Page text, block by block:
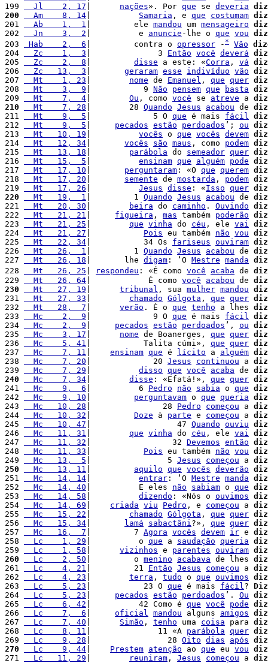
199
  Jl    2, 17
nações». Por que se deveria
200
  Am    8, 14
Samaria , e que costumam
201
  Ab    1,  1
|         ele mandou um mensageiro
202
  Jn    3,  2
|          e anuncie -lhe o que vou
203
Hab    2,  6 |         contra o opressor - * Vão
204
  Zc    1,  3
|              3 Então você deverá
205
  Zc    2,  8
disse a este: «Corra , vá
206
  Zc   13,  3
geraram esse indivíduo vão
207
  Mt    1, 23
nome de Emanuel , que quer
208
  Mt    3,  9
|           9 Não pensem que basta
209
  Mt    7,  4
Ou , como você se atreve a
210
  Mt    7, 28
|        28 Quando Jesus acabou de
211
  Mt    9,  5
|             5 O que é mais fácil
212
  Mt    9,  5
pecados estão perdoados ’; ou
213
  Mt   10, 19
vocês o que vocês devem
214
  Mt   12, 34
vocês são maus , como podem
215
  Mt   13, 18
parábola do semeador quer
216
  Mt   15,  5
ensinam que alguém pode
217
  Mt   17, 10
perguntaram : «O que querem
218
  Mt   17, 20
semente de mostarda , podem
219
  Mt   17, 26
Jesus disse : «Isso quer
220
  Mt   19,  1
|         1 Quando Jesus acabou de
221
  Mt   20, 30
beira do caminho . Ouvindo
222
  Mt   21, 21
figueira , mas também poderão
223
  Mt   21, 25
que vinha do céu , ele vai
224
  Mt   21, 27
Pois eu também não vou
225
  Mt   22, 34
|           34 Os fariseus ouviram
226
  Mt   26,  1
|         1 Quando Jesus acabou de
227
  Mt   26, 18
|       lhe digam : ‘O Mestre manda
228
  Mt   26, 25
respondeu : «É como você acaba de
229
  Mt   26, 64
|            É como você acabou de
230
  Mt   27, 19
tribunal , sua mulher mandou
231
  Mt   27, 33
chamado Gólgota , que quer
232
  Mt   28,  7
verão . É o que tenho a lhes
233
  Mc    2,  9
|             9 O que é mais fácil
234
  Mc    2,  9
pecados estão perdoados ’, ou
235
  Mc    3, 17
nome de Boanerges, que quer
236
  Mc    5, 41
|           Talita cúmi», que quer
237
  Mc    7, 11
ensinam que é lícito a alguém
238
  Mc    7, 20
|             20 Jesus continuou a
239
  Mc    7, 29
disso que você acaba de
240
  Mc    7, 34
disse : «Efatá!», que quer
241
  Mc    9,  6
|          6 Pedro não sabia o que
242
  Mc    9, 10
perguntavam o que queria
243
  Mc   10, 28
|               28 Pedro começou a
244
  Mc   10, 32
Doze à parte e começou a
245
  Mc   10, 47
|                  47 Quando ouviu
246
  Mc   11, 31
que vinha do céu , ele vai
247
  Mc   11, 32
|                 32 Devemos então
248
  Mc   11, 33
Pois eu também não vou
249
  Mc   13,  5
|                5 Jesus começou a
250
  Mc   13, 11
aquilo que vocês deverão
251
  Mc   14, 14
entrar : ‘O Mestre manda
252
  Mc   14, 40
|          E eles não sabiam o que
253
  Mc   14, 58
dizendo : «Nós o ouvimos
254
  Mc   14, 69
criada viu Pedro , e começou a
255
  Mc   15, 22
chamado Gólgota , que quer
256
  Mc   15, 34
lamá sabactâni ?», que quer
257
  Mc   16,  7
|         7 Agora vocês devem ir e
258
  Lc    1, 29
|          o que a saudação queria
259
  Lc    1, 58
vizinhos e parentes ouviram
260
  Lc    2, 50
|         o menino acabava de lhes
261
  Lc    4, 21
|         21 Então Jesus começou a
262
  Lc    4, 23
terra , tudo o que ouvimos
263
  Lc    5, 23
|           23 O que é mais fácil ?
264
  Lc    5, 23
pecados estão perdoados ’. Ou
265
  Lc    6, 42
|          42 Como é que você pode
266
  Lc    7,  6
oficial mandou alguns amigos
267
  Lc    7, 40
Simão , tenho uma coisa para
268
  Lc    8, 11
|              11 «A parábola quer
269
  Lc    9, 28
|                28 Oito dias após
270
  Lc    9, 44
Prestem atenção ao que eu vou
271
  Lc   11, 29
reuniram , Jesus começou a